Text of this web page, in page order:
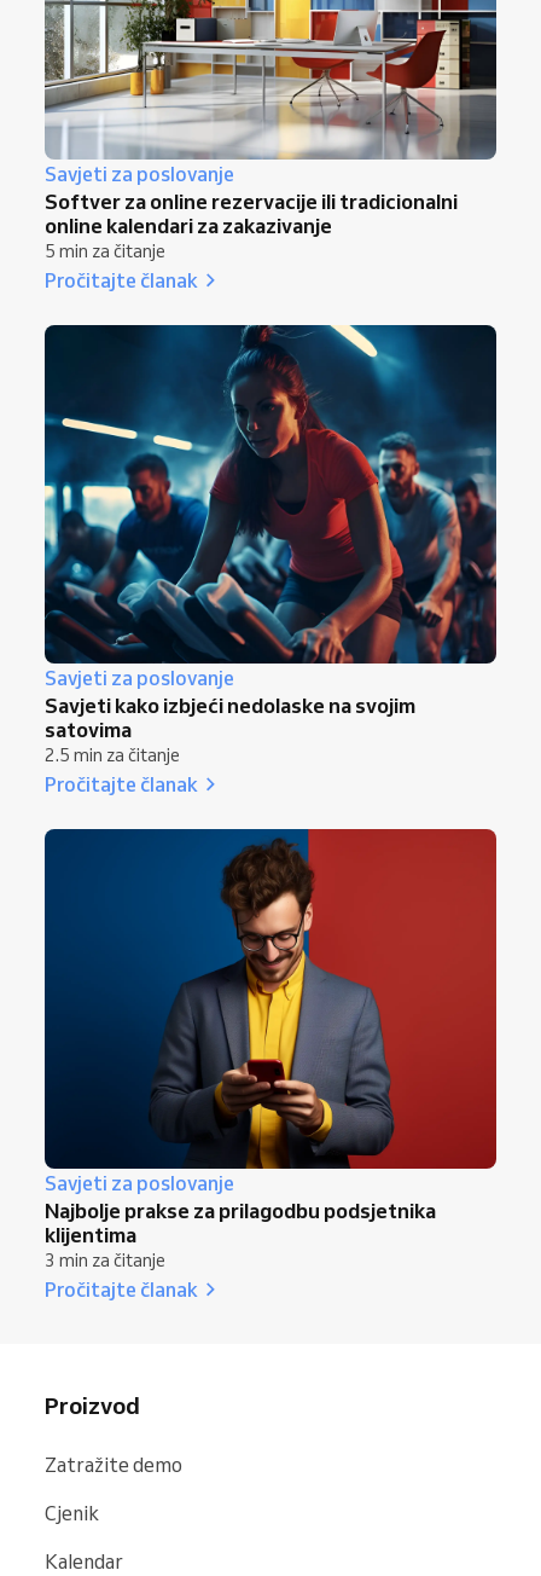
Savjeti za poslovanje
Softver za online rezervacije ili tradicionalni
online kalendari za zakazivanje
5 min za čitanje
Pročitajte članak
Savjeti za poslovanje
Savjeti kako izbjeći nedolaske na svojim
satovima
2.5 min za čitanje
Pročitajte članak
Savjeti za poslovanje
Najbolje prakse za prilagodbu podsjetnika
klijentima
3 min za čitanje
Pročitajte članak
Proizvod
Zatražite demo
Cjenik
Kalendar